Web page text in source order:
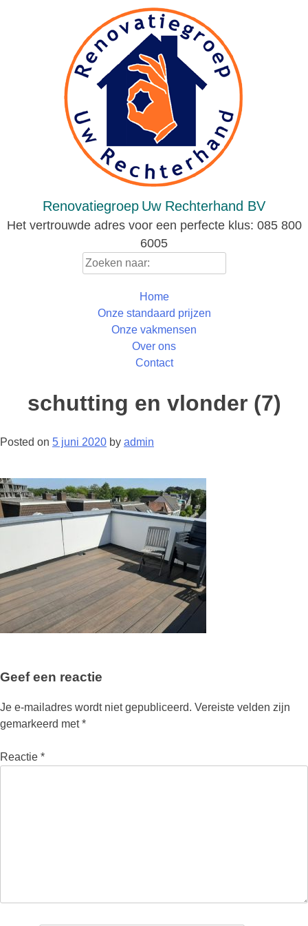
Renovatiegroep Uw Rechterhand BV
Het vertrouwde adres voor een perfecte klus: 085 800
6005
Home
Onze standaard prijzen
Onze vakmensen
Over ons
Contact
schutting en vlonder (7)
Posted on 5 juni 2020 by admin
Geef een reactie
Je e-mailadres wordt niet gepubliceerd. Vereiste velden zijn
gemarkeerd met*
Reactie *